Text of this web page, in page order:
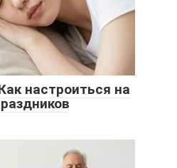
настроиться на